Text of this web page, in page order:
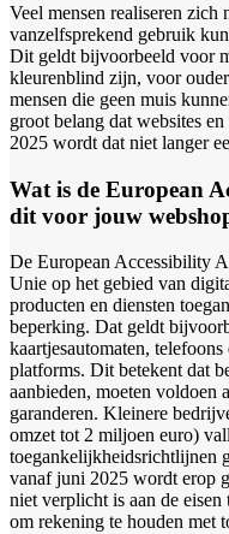
Veel mensen realiseren
vanzelfsprekend gebruik
Dit geldt bijvoorbeeld voor
kleurenblind zijn, voor
mensen die geen muis
groot belang dat websites
2025 wordt dat niet langer
Wat is de European
dit voor jouw
De European Accessibility
Unie op het gebied van
producten en diensten
beperking. Dat geldt
kaartjesautomaten,
platforms. Dit betekent dat
aanbieden, moeten voldoen
garanderen. Kleinere
omzet tot 2 miljoen euro)
toegankelijkheidsrichtlijnen
vanaf juni 2025 wordt erop
niet verplicht is aan de
om rekening te houden met